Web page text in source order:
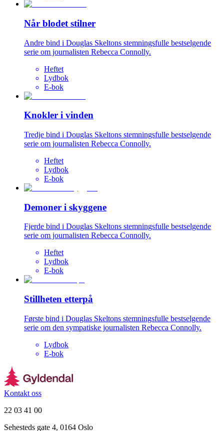
Når blodet stilner
Andre bind i Douglas Skeltons stemningsfulle bestselgende
serie om journalisten Rebecca Connolly.
Heftet
Lydbok
E-bok
Knokler i vinden
Tredje bind i Douglas Skeltons stemningsfulle bestselgende
serie om journalisten Rebecca Connolly.
Heftet
Lydbok
E-bok
Demoner i skyggene
Fjerde bind i Douglas Skeltons stemningsfulle bestselgende
serie om journalisten Rebecca Connolly.
Heftet
Lydbok
E-bok
Stillheten etterpå
Første bind i Douglas Skeltons stemningsfulle bestselgende
serie om den sympatiske journalisten Rebecca Connolly.
Lydbok
E-bok
Kontakt oss
22 03 41 00
Sehesteds gate 4, 0164 Oslo